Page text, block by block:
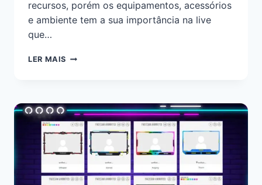
recursos, porém os equipamentos, acessórios
e ambiente tem a sua importância na live
que…
LER MAIS